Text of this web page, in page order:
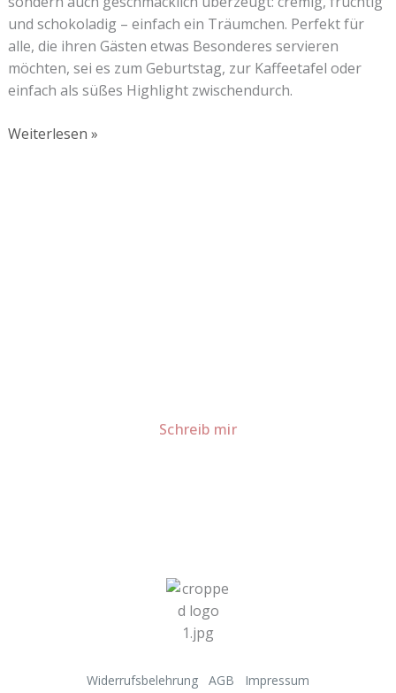
und schokoladig – einfach ein Träumchen. Perfekt für
alle, die ihren Gästen etwas Besonderes servieren
möchten, sei es zum Geburtstag, zur Kaffeetafel oder
einfach als süßes Highlight zwischendurch.
Weiterlesen »
Schreib mir
Widerrufsbelehrung AGB Impressum